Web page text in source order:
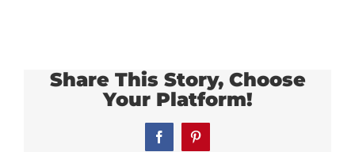
Share This Story, Choose
Your Platform!
FacebookPinterest